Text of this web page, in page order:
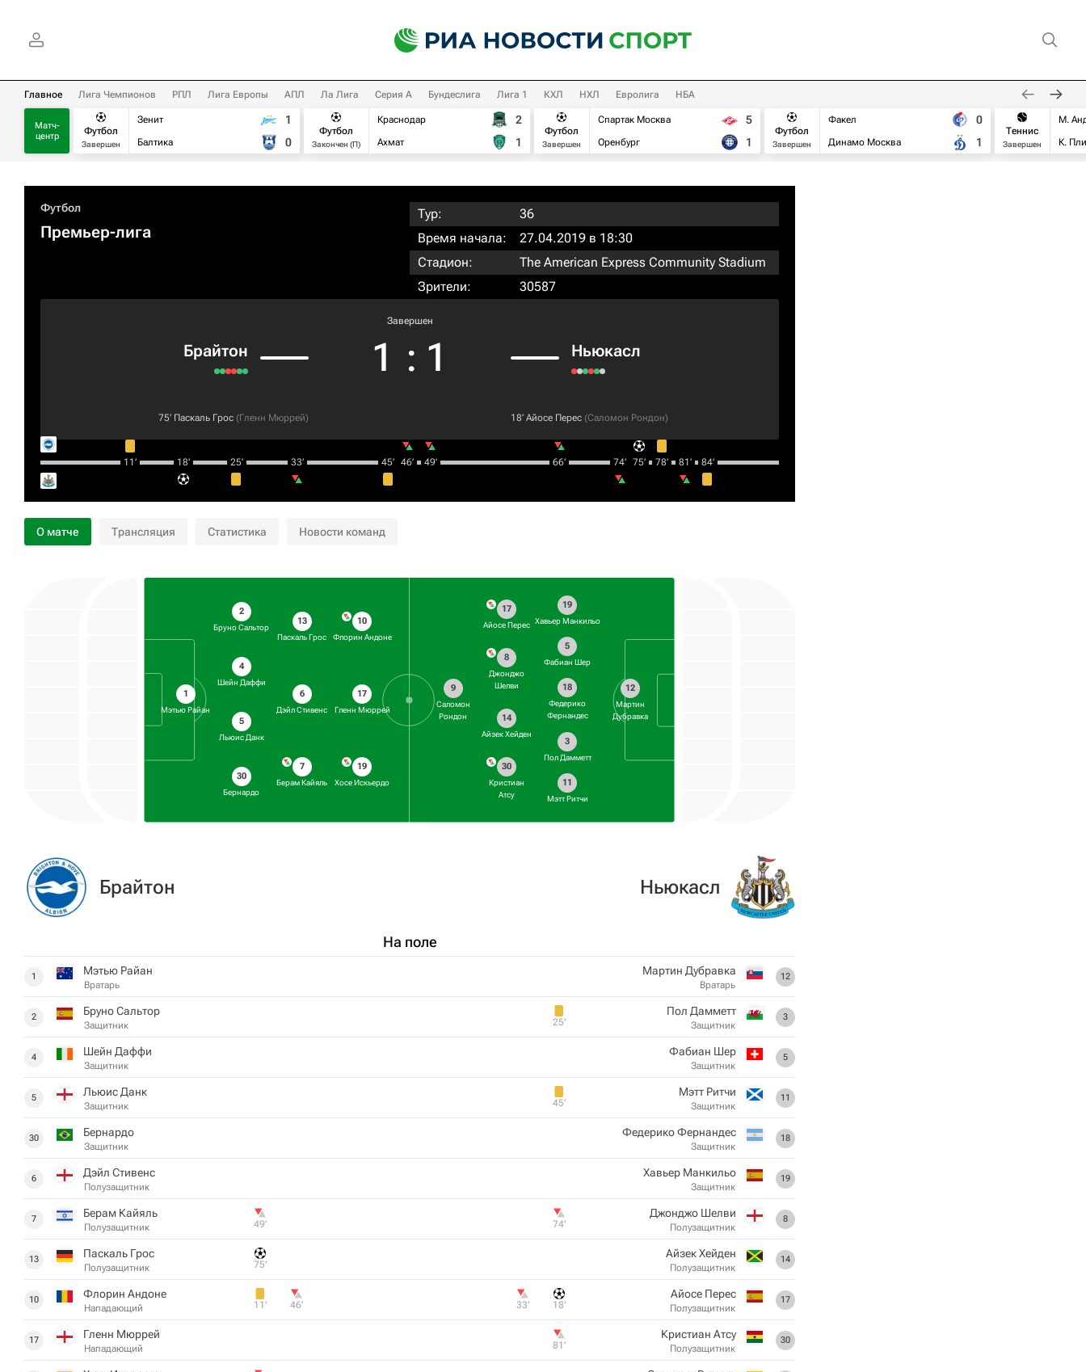
Главное Лига Чемпионов РПЛ Лига Европы АПЛ Ла Лига Серия А Бундеслига Лига 1 КХЛ НХЛ Евролига НБА
Матч-
центр
Футбол
Завершен
Зенит
Балтика
1
0
Футбол
Закончен (П)
Краснодар
Ахмат
2
1
Футбол
Завершен
Спартак Москва
Оренбург
5
1
Футбол
Завершен
Факел
Динамо Москва
0
1
Теннис
Завершен
М.
К.
Футбол
Премьер-лига
Тур:
36
Время начала:
27.04.2019 в 18:30
Стадион:
The American Express Community Stadium
Зрители:
30587
Брайтон
Завершен
1 : 1 Ньюкасл
75‎’‎ Паскаль Грос (Гленн Мюррей) 18‎’‎ Айосе Перес (Саломон Рондон)
11‎’‎ 18‎’‎ 25‎’‎ 33‎’‎ 45‎’‎ 46‎’‎ 49‎’‎ 66‎’‎ 74‎’‎ 75‎’‎ 78‎’‎ 81‎’‎ 84‎’‎
О матче Трансляция Статистика Новости команд
1
Мэтью Райан
2
Бруно Сальтор
4
Шейн Даффи
5
Льюис Данк
30
Бернардо
13
Паскаль Грос
6
Дэйл Стивенс
7
Берам Кайяль
10
Флорин Андоне
17
Гленн Мюррей
19
Хосе Искьердо
12
Мартин
Дубравка
19
Хавьер Манкильо
5
Фабиан Шер
18
Федерико
Фернандес
3
Пол Дамметт
11
Мэтт Ритчи
17
Айосе Перес
8
Джонджо
Шелви
14
Айзек Хейден
30
Кристиан
Атсу
9
Саломон
Рондон
Брайтон
На поле
1 Мэтью Райан
Вратарь
2 Бруно Сальтор
Защитник
4 Шейн Даффи
Защитник
5 Льюис Данк
Защитник
30 Бернардо
Защитник
6 Дэйл Стивенс
Полузащитник
7 Берам Кайяль
Полузащитник 49‎’‎
13 Паскаль Грос
Полузащитник 75‎’‎
10 Флорин Андоне
Нападающий 11‎’‎ 46‎’‎
17 Гленн Мюррей
Нападающий
Ньюкасл
12
Мартин Дубравка
Вратарь
3
Пол Дамметт
Защитник
25‎’‎
5
Фабиан Шер
Защитник
11
Мэтт Ритчи
Защитник
45‎’‎
18
Федерико Фернандес
Защитник
19
Хавьер Манкильо
Защитник
8
Джонджо Шелви
Полузащитник
74‎’‎
14
Айзек Хейден
Полузащитник
17
Айосе Перес
Полузащитник
18‎’‎
33‎’‎
30
Кристиан Атсу
Полузащитник
81‎’‎